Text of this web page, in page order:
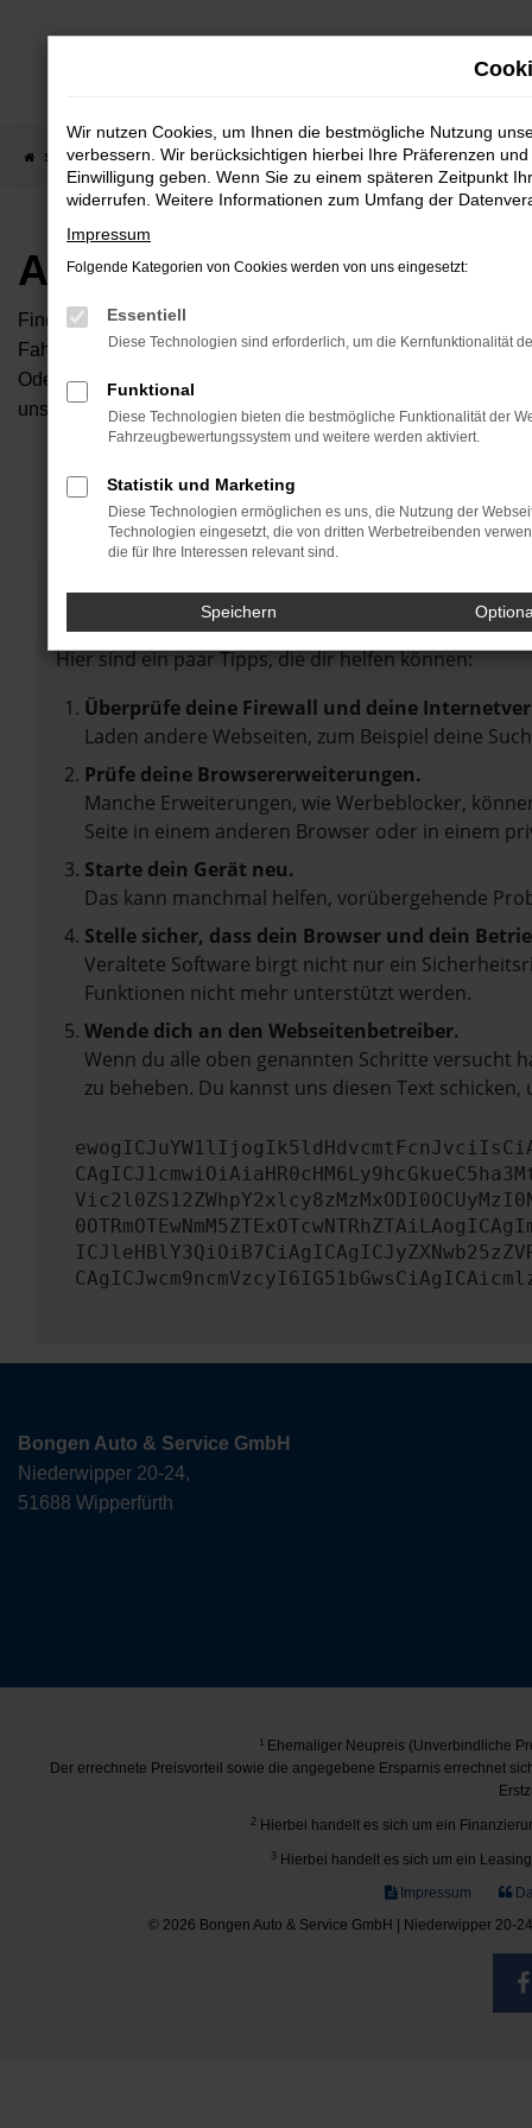
Zum
Startseite Fahrzeugangebote Autobörse
Autobörse
Finden Sie Ihren neuen Traumwagen bei uns. Dafür haben
Fahrzeuge an, die bei uns auf dem Hof stehen. Dann
Oder Sie klicken auf den Button Autobörse und Sie haben
unserem Händlernetzwerk. Diese Fahrzeuge können wir
Fehler: Network Error
Beim Laden ist ein Fehler aufgetreten.
Hier sind ein paar Tipps, die dir helfen können:
Überprüfe deine Firewall und deine
Laden andere Webseiten, zum Beispiel deine
Prüfe deine Browsererweiterungen.
Manche Erweiterungen, wie Werbeblocker,
Seite in einem anderen Browser oder in einem
Starte dein Gerät neu.
Das kann manchmal helfen, vorübergehende
Stelle sicher, dass dein Browser und dein
Veraltete Software birgt nicht nur ein
Funktionen nicht mehr unterstützt werden.
Wende dich an den Webseitenbetreiber.
Wenn du alle oben genannten Schritte versucht
zu beheben. Du kannst uns diesen Text
Bongen Auto & Service GmbH
Niederwipper 20-24,
51688 Wipperfürth
1Ehemaliger Neupreis (Unverbindliche
Der errechnete Preisvorteil sowie die angegebene Ersparnis errechnet
2 Hierbei handelt es sich um ein
3 Hierbei handelt es sich um ein
Impressum
© 2026 Bongen Auto & Service GmbH | Niederwipper 20-
Wir nutzen Cookies, um Ihnen die bestmögliche Nutzung
verbessern. Wir berücksichtigen hierbei Ihre Präferenzen
Einwilligung geben. Wenn Sie zu einem späteren Zeitpunkt
widerrufen. Weitere Informationen zum Umfang der
Impressum
Folgende Kategorien von Cookies werden von uns eingesetzt:
Essentiell
Diese Technologien sind erforderlich, um die Kernfunktionalität
Funktional
Diese Technologien bieten die bestmögliche Funktionalität der
Fahrzeugbewertungssystem und weitere werden aktiviert.
Statistik und Marketing
Diese Technologien ermöglichen es uns, die Nutzung der
Technologien eingesetzt, die von dritten Werbetreibenden
die für Ihre Interessen relevant sind.
Speichern